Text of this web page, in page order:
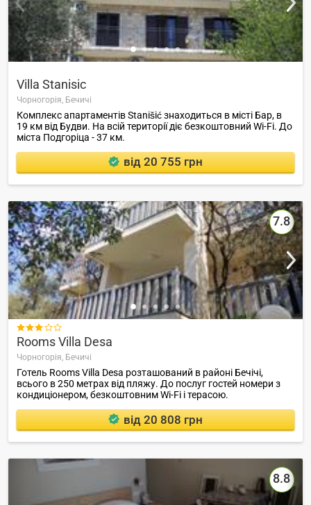
Villa Stanisic
Чорногорія, Бечичі
Комплекс апартаментів Stanišić знаходиться в місті Бар, в
19 км від Будви. На всій території діє безкоштовний Wi-Fi. До
міста Подгоріца - 37 км.
від 20 755 грн
7.8

Rooms Villa Desa
Чорногорія, Бечичі
Готель Rooms Villa Desa розташований в районі Бечічі,
всього в 250 метрах від пляжу. До послуг гостей номери з
кондиціонером, безкоштовним Wi-Fi і терасою.
від 20 808 грн
8.8